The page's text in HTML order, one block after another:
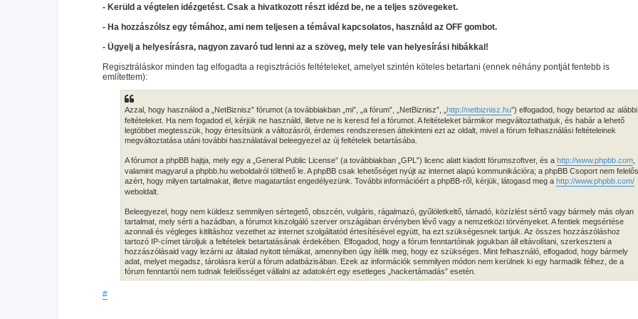
- Kerüld a végtelen idézgetést. Csak a hivatkozott részt idézd be, ne a teljes szövegeket.
- Ha hozzászólsz egy témához, ami nem teljesen a témával kapcsolatos, használd az OFF gombot.
- Ügyelj a helyesírásra, nagyon zavaró tud lenni az a szöveg, mely tele van helyesírási hibákkal!
Regisztráláskor minden tag elfogadta a regisztrációs feltételeket, amelyet szintén köteles betartani (ennek néhány pontját fentebb is
említettem):
Azzal, hogy használod a „NetBiznisz” fórumot (a továbbiakban „mi”, „a fórum”, „NetBiznisz”, „http://netbiznisz.hu”) elfogadod, hogy betartod az alábbi
feltételeket. Ha nem fogadod el, kérjük ne használd, illetve ne is keresd fel a fórumot. A feltételeket bármikor megváltoztathatjuk, és habár a lehető
legtöbbet megtesszük, hogy értesítsünk a változásról, érdemes rendszeresen áttekinteni ezt az oldalt, mivel a fórum felhasználási feltételeinek
megváltoztatása utáni további használatával beleegyezel az új feltételek betartásába.
A fórumot a phpBB hajtja, mely egy a „General Public License” (a továbbiakban „GPL”) licenc alatt kiadott fórumszoftver, és a http://www.phpbb.com,
valamint magyarul a phpbb.hu weboldalról tölthető le. A phpBB csak lehetőséget nyújt az internet alapú kommunikációra; a phpBB Csoport nem felelős
azért, hogy milyen tartalmakat, illetve magatartást engedélyezünk. További információért a phpBB-ről, kérjük, látogasd meg a http://www.phpbb.com/
weboldalt.
Beleegyezel, hogy nem küldesz semmilyen sértegető, obszcén, vulgáris, rágalmazó, gyűlöletkeltő, támadó, közízlést sértő vagy bármely más olyan
tartalmat, mely sérti a hazádban, a fórumot kiszolgáló szerver országában érvényben lévő vagy a nemzetközi törvényeket. A fentiek megsértése
azonnali és végleges kitiltáshoz vezethet az internet szolgáltatód értesítésével együtt, ha ezt szükségesnek tartjuk. Az összes hozzászóláshoz
tartozó IP-címet tároljuk a feltételek betartatásának érdekében. Elfogadod, hogy a fórum fenntartóinak jogukban áll eltávolítani, szerkeszteni a
hozzászólásaid vagy lezárni az általad nyitott témákat, amennyiben úgy ítélik meg, hogy ez szükséges. Mint felhasználó, elfogadod, hogy bármely
adat, melyet megadsz, tárolásra kerül a fórum adatbázisában. Ezek az információk semmilyen módon nem kerülnek ki egy harmadik félhez, de a
fórum fenntartói nem tudnak felelősséget vállalni az adatokért egy esetleges „hackertámadás” esetén.
#